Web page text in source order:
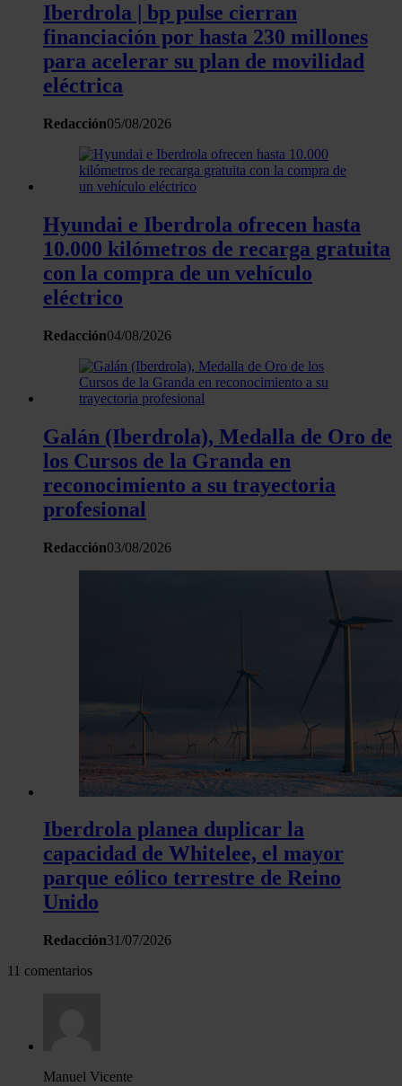
Iberdrola | bp pulse cierran
financiación por hasta 230 millones
para acelerar su plan de movilidad
eléctrica
Redacción05/08/2026
Hyundai e Iberdrola ofrecen hasta
10.000 kilómetros de recarga gratuita
con la compra de un vehículo
eléctrico
Redacción04/08/2026
Galán (Iberdrola), Medalla de Oro de
los Cursos de la Granda en
reconocimiento a su trayectoria
profesional
Redacción03/08/2026
Iberdrola planea duplicar la
capacidad de Whitelee, el mayor
parque eólico terrestre de Reino
Unido
Redacción31/07/2026
11 comentarios
Manuel Vicente